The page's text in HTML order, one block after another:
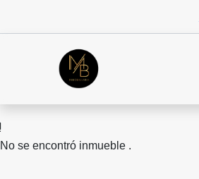
No se encontró inmueble .